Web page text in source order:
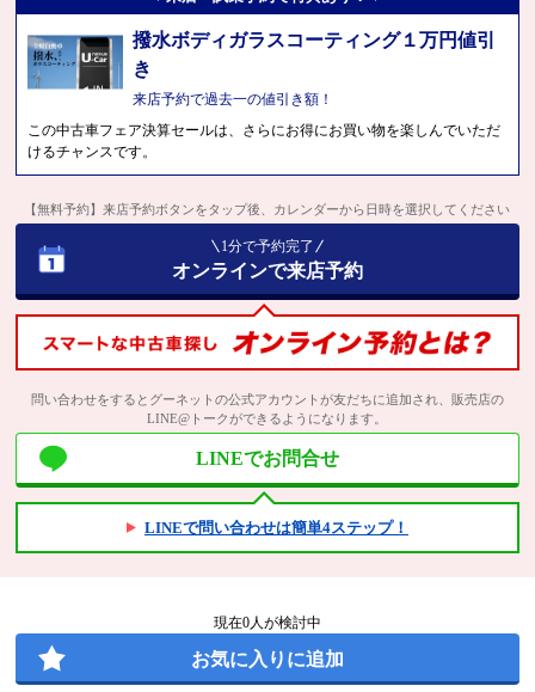
撥水ボディガラスコーティング１万円値引
き
来店予約で過去一の値引き額！
この中古車フェア決算セールは、さらにお得にお買い物を楽しんでいただ
けるチャンスです。
【無料予約】来店予約ボタンをタップ後、カレンダーから日時を選択してください
1分で予約完了
オンラインで来店予約
問い合わせをするとグーネットの公式アカウントが友だちに追加され、販売店の
LINE@トークができるようになります。
LINEでお問合せ
LINEで問い合わせは簡単4ステップ！
現在0人が検討中
お気に入りに追加